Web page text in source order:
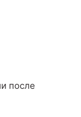
после